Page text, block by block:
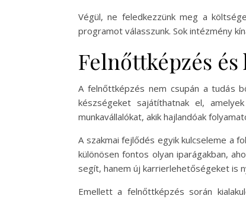
Végül, ne feledkezzünk meg a
programot válasszunk. Sok intézmény
Felnőttképzés
A felnőttképzés nem csupán a tudás
készségeket sajátíthatnak el,
munkavállalókat, akik hajlandóak
A szakmai fejlődés egyik kulcseleme a
különösen fontos olyan iparágakban,
segít, hanem új karrierlehetőségeket is
Emellett a felnőttképzés során